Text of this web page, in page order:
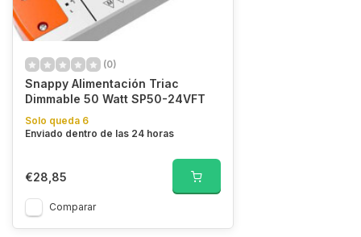
(0)
Snappy Alimentación Triac
Dimmable 50 Watt SP50-24VFT
Solo queda 6
Enviado dentro de las 24 horas
€28,85
Comparar